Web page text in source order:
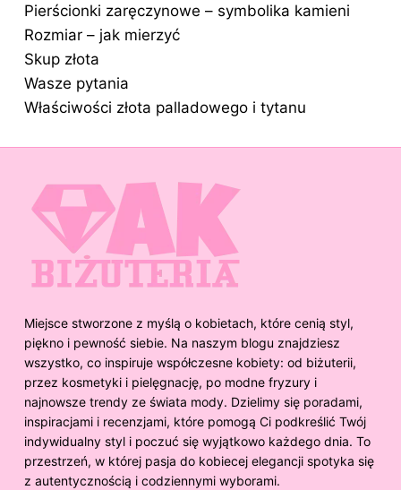
Pierścionki zaręczynowe – symbolika kamieni
Rozmiar – jak mierzyć
Skup złota
Wasze pytania
Właściwości złota palladowego i tytanu
Miejsce stworzone z myślą o kobietach, które cenią styl,
piękno i pewność siebie. Na naszym blogu znajdziesz
wszystko, co inspiruje współczesne kobiety: od biżuterii,
przez kosmetyki i pielęgnację, po modne fryzury i
najnowsze trendy ze świata mody. Dzielimy się poradami,
inspiracjami i recenzjami, które pomogą Ci podkreślić Twój
indywidualny styl i poczuć się wyjątkowo każdego dnia. To
przestrzeń, w której pasja do kobiecej elegancji spotyka się
z autentycznością i codziennymi wyborami.